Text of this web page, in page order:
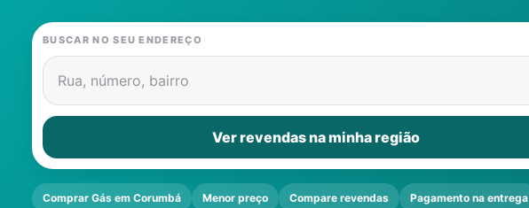
Contatos
BUSCAR NO SEU ENDEREÇO
Rua, número, bairro
Ver revendas na minha região
Comprar Gás em Corumbá Menor preço Compare revendas Pagamento na entrega